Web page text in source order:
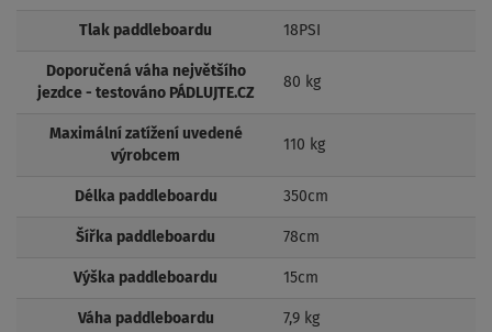
Tlak paddleboardu 18PSI
Doporučená váha největšího
jezdce - testováno PÁDLUJTE.CZ
80 kg
Maximální zatížení uvedené
výrobcem
110 kg
Délka paddleboardu 350cm
Šířka paddleboardu 78cm
Výška paddleboardu 15cm
Váha paddleboardu 7,9 kg